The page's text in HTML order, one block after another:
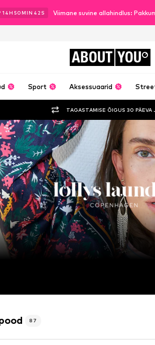
14H 50MIN 40 S Viimane suvine allahindlus:
ABOUT YOU
Sport Aksessuaarid
TAGASTAMISE ÕIGUS 30 PÄEVA
87